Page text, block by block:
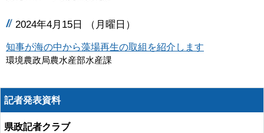
2024年4月15日 （月曜日）
知事が海の中から藻場再生の取組を紹介します
環境農政局農水産部水産課
記者発表資料
県政記者クラブ